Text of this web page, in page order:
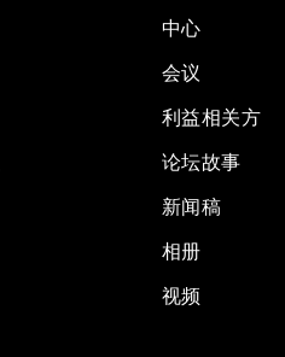
中心
会议
利益相关方
论坛故事
新闻稿
相册
视频